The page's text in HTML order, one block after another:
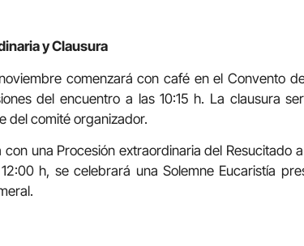
y Clausura
comenzará con café en el Convento
del encuentro a las 10:15 h. La clausura
del comité organizador.
con una Procesión extraordinaria del Resucitado
h, se celebrará una Solemne Eucaristía